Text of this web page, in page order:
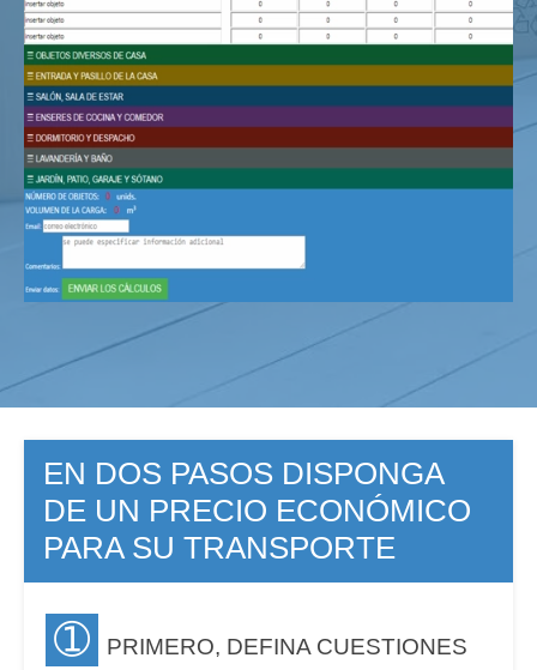
EN DOS PASOS DISPONGA
DE UN PRECIO ECONÓMICO
PARA SU TRANSPORTE
➀
PRIMERO, DEFINA CUESTIONES